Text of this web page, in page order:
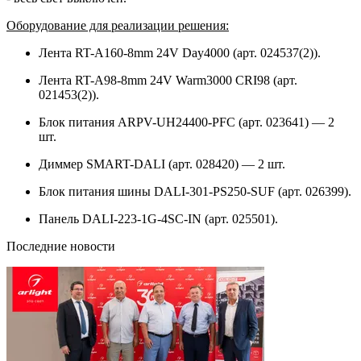
Оборудование для реализации решения:
Лента RT-A160-8mm 24V Day4000 (арт. 024537(2)).
Лента RT-A98-8mm 24V Warm3000 CRI98 (арт.
021453(2)).
Блок питания ARPV-UH24400-PFC (арт. 023641) — 2
шт.
Диммер SMART-DALI (арт. 028420) — 2 шт.
Блок питания шины DALI-301-PS250-SUF (арт. 026399).
Панель DALI-223-1G-4SC-IN (арт. 025501).
Последние новости